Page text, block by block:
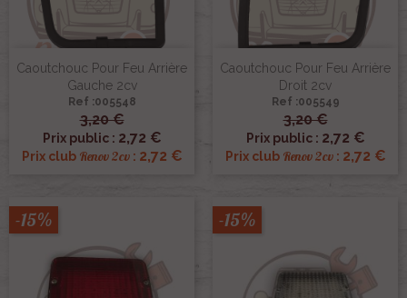
Caoutchouc Pour Feu Arrière
Gauche 2cv
Ref :005548
3,20 €
Prix public : 2,72 €
Prix club Renov 2cv: 2,72 €
Caoutchouc Pour Feu Arrière
Droit 2cv
Ref :005549
3,20 €
Prix public : 2,72 €
Prix club Renov 2cv: 2,72 €
-15% -15%